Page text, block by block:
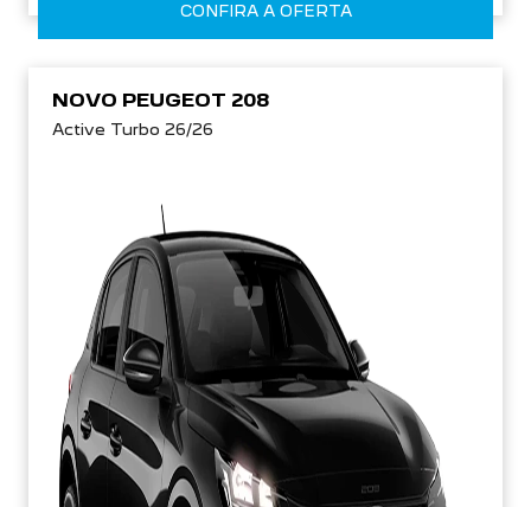
CONFIRA A OFERTA
NOVO PEUGEOT 208
Active Turbo 26/26